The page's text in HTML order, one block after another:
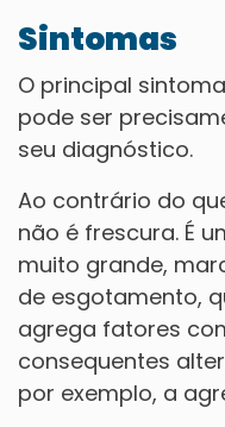
Sintomas
O principal
pode ser
seu diagnóstico.
Ao contrário do
não é frescura. É
muito grande,
de esgotamento,
agrega fatores
consequentes
por exemplo, a